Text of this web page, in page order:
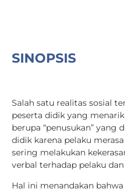
SINOPSIS
Salah satu realitas sosial
peserta didik yang
berupa “penusukan” yang
didik karena pelaku
sering melakukan
verbal terhadap pelaku
Hal ini menandakan